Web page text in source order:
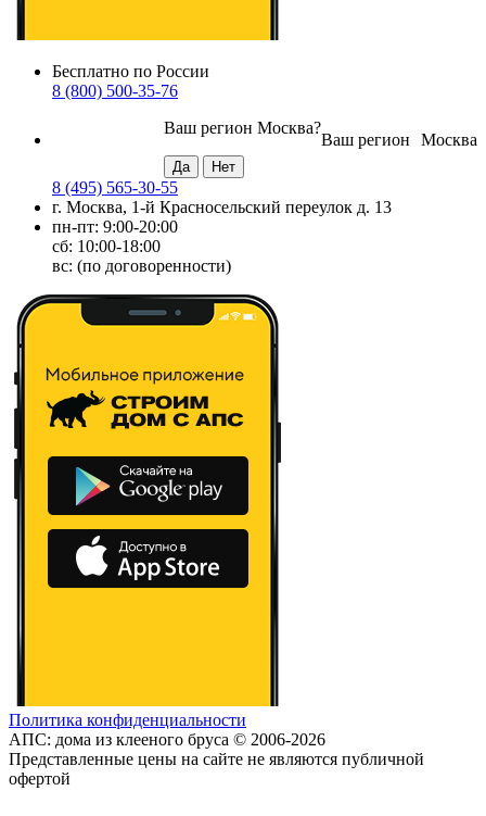
Бесплатно по России
8 (800) 500-35-76
Москва
Ваш регион
Ваш регион Москва?
8 (495) 565-30-55
г. Москва, 1-й Красносельский переулок д. 13
пн-пт: 9:00-20:00
сб: 10:00-18:00
вс: (по договоренности)
Политика конфиденциальности
АПС: дома из клееного бруса © 2006-2026
Представленные цены на сайте не являются публичной
офертой